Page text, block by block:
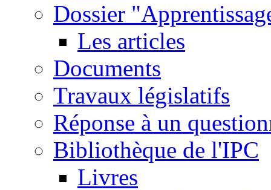
Dossier
Les articles
Documents
Travaux législatifs
Réponse à un
Bibliothèque de l'IPC
Livres